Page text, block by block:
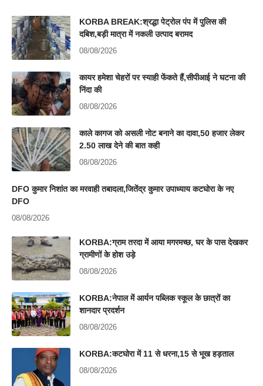
KORBA BREAK:श्रद्धा पेट्रोल पंप में पुलिस की
दबिश,बड़ी मात्रा में नकली उत्पाद बरामद
08/08/2026
कायर हमेशा चेहरों पर स्याही फेंकते हैं,सीपीआई ने घटना की
निंदा की
08/08/2026
काले कागज को असली नोट बनाने का दावा,50 हजार लेकर
2.50 लाख देने की बात कही
08/08/2026
DFO कुमार निशांत का मरवाही तबादला,जितेंद्र कुमार उपाध्याय कटघोरा के नए
DFO
08/08/2026
KORBA:ग्राम तरदा में आया मगरमच्छ, घर के पास देखकर
ग्रामीणों के होश उड़े
08/08/2026
KORBA:नेपाल में आर्यन पब्लिक स्कूल के छात्रों का
शानदार प्रदर्शन
08/08/2026
KORBA:कटघोरा में 11 से धरना,15 से भूख हड़ताल
08/08/2026